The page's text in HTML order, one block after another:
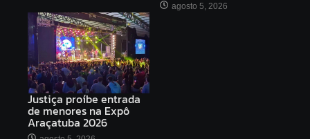
agosto 5, 2026
Justiça proíbe entrada
de menores na Expô
Araçatuba 2026